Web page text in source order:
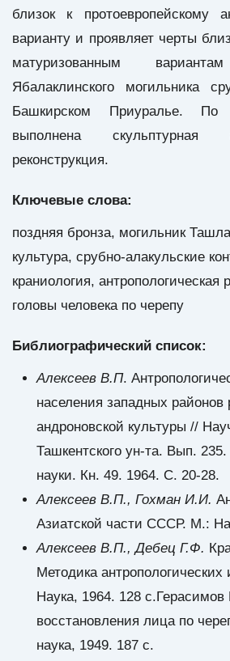
близок к протоевропейскому
варианту и проявляет черты
матуризованным
Ябалаклинского могильника
Башкирском Приуралье. По
выполнена скульптурная
реконструкция.
Ключевые слова:
поздняя бронза, могильник
культура, срубно-алакульские
краниология, антропологическая
головы человека по черепу
Библиографический список:
Алексеев В.П.
населения западных районов
андроновской культуры //
Ташкентского ун-та. Вып.
науки. Кн. 49. 1964. С. 20-28.
Алексеев В.П., Гохман И.И.
Азиатской части СССР. М.:
Алексеев В.П., Дебец Г.Ф.
Методика
Наука, 1964. 128
восстановления лица по
наука, 1949. 187 с.